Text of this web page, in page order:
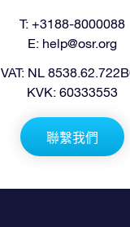
T: +3188-8000088
E: help@osr.org
VAT: NL
KVK: 60333553
聯繫我們